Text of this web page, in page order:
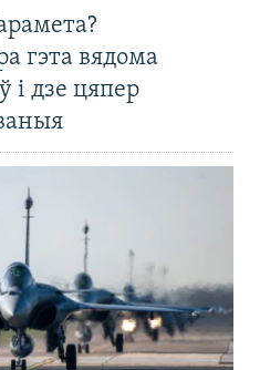
гэта вядома
і дзе цяпер